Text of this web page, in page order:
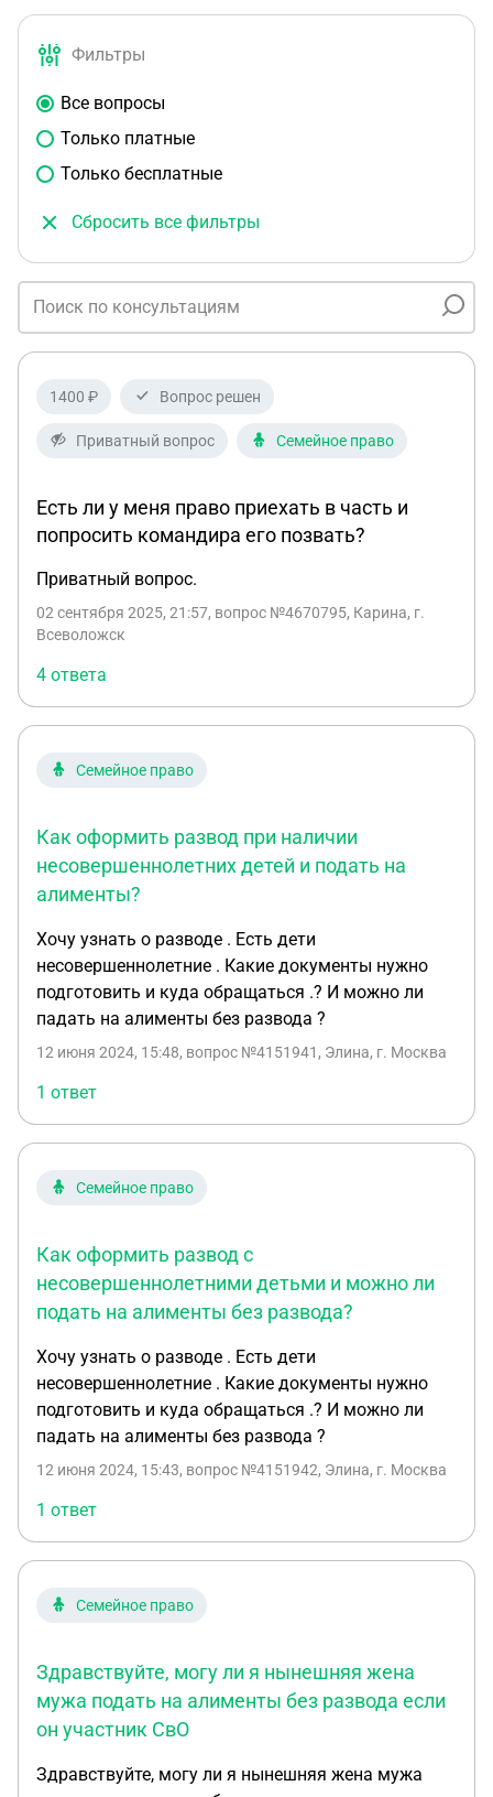
Фильтры
Все вопросы
Только платные
Только бесплатные
Сбросить все фильтры
1400 ₽ Вопрос решен
Приватный вопрос Семейное право
Есть ли у меня право приехать в часть и
попросить командира его позвать?
Приватный вопрос.
02 сентября 2025, 21:57, вопрос №4670795, Карина, г.
Всеволожск
4 ответа
Семейное право
Как оформить развод при наличии
несовершеннолетних детей и подать на
алименты?
Хочу узнать о разводе . Есть дети
несовершеннолетние . Какие документы нужно
подготовить и куда обращаться .? И можно ли
падать на алименты без развода ?
12 июня 2024, 15:48, вопрос №4151941, Элина, г. Москва
1 ответ
Семейное право
Как оформить развод с
несовершеннолетними детьми и можно ли
подать на алименты без развода?
Хочу узнать о разводе . Есть дети
несовершеннолетние . Какие документы нужно
подготовить и куда обращаться .? И можно ли
падать на алименты без развода ?
12 июня 2024, 15:43, вопрос №4151942, Элина, г. Москва
1 ответ
Семейное право
Здравствуйте, могу ли я нынешняя жена
мужа подать на алименты без развода если
он участник СвО
Здравствуйте, могу ли я нынешняя жена мужа